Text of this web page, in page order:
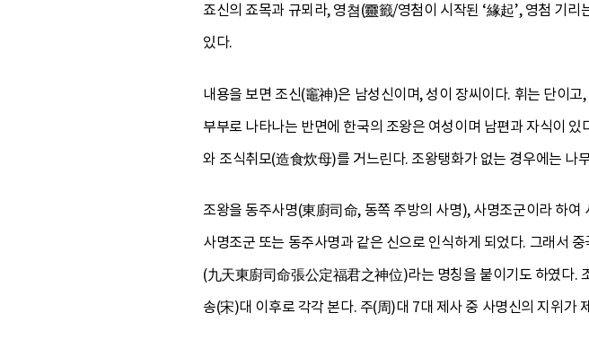
죠신의 죠목과 규뫼라, 영쳠(靈籤/영첨이 시작된 ‘緣起’, 영첨 기
있다.
내용을 보면 조신(竈神)은 남성신이며, 성이 장씨이다. 휘는 단이
부부로 나타나는 반면에 한국의 조왕은 여성이며 남편과 자식이 있
와 조식취모(造食炊母)를 거느린다. 조왕탱화가 없는 경우에는
조왕을 동주사명(東廚司命, 동쪽 주방의 사명), 사명조군이라 하
사명조군 또는 동주사명과 같은 신으로 인식하게 되었다. 그래서
(九天東廚司命張公定福君之神位)라는 명칭을 붙이기도 하였다.
송(宋)대 이후로 각각 본다. 주(周)대 7대 제사 중 사명신의 지위가